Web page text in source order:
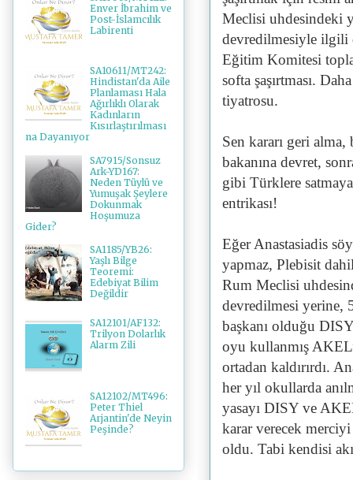
Meclisi uhdesindeki
devredilmesiyle ilgili
Eğitim Komitesi
softa şaşırtması.
tiyatrosu.
Sen kararı geri
bakanına devret,
gibi Türklere
entrikası!
Eğer Anastasiadis
yapmaz, Plebisit
Rum Meclisi
devredilmesi yerine,
başkanı olduğu
oyu kullanmış
ortadan kaldırırdı.
her yıl okullarda
yasayı DISY ve
karar verecek
oldu. Tabi kendisi
Enver İbrahim ve
Post-İslamcılık
Labirenti
SA10611/MT242:
Hindistan'da Aile
Planlaması Hala
Ağırlıklı Olarak
Kadınların
Kısırlaştırılması
na Dayanıyor
SA7915/Sonsuz
Ark-YD167:
Neden Tüylü ve
Yumuşak Şeylere
Dokunmak
Hoşumuza
Gider?
SA1185/YB26:
Yaşlı Bilge
Teoremi:
Edebiyat Bilim
Değildir
SA12101/AF132:
Trilyon Dolarlık
Alarm Zili
SA12102/MT496:
Peter Thiel
Arjantin'de Neyin
Peşinde?